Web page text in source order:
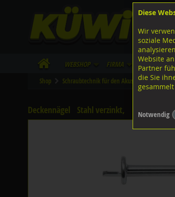
Tel. 043
WebShop Firma Lieferinfo
Shop Schraubtechnik für den Akustik- und
Deckennägel Stahl verzinkt,
Diese
Wir
soziale
Website
Partner
die Sie
Notwendig